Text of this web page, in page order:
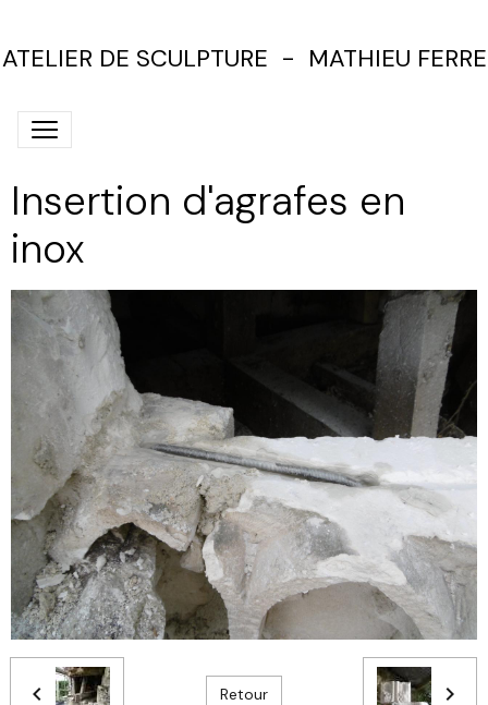
ATELIER DE SCULPTURE - MATHIEU FERRE
Insertion d'agrafes en
inox
Retour